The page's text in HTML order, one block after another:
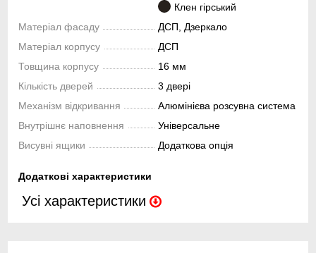
Клен гірський
Матеріал фасаду
ДСП, Дзеркало
Матеріал корпусу
ДСП
Товщина корпусу
16 мм
Кількість дверей
3 двері
Механізм відкривання
Алюмінієва розсувна система
Внутрішнє наповнення
Універсальне
Висувні ящики
Додаткова опція
Додаткові характеристики
Усі характеристики